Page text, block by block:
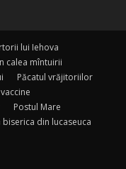
lui Iehova
calea mîntuirii
Păcatul vrăjitoriilor
Postul Mare
din lucaseuca